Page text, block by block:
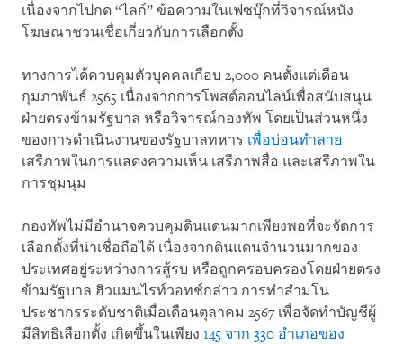
เนื่องจากไปกด “ไลก์” ข้อความในเฟซบุ๊กที่วิจารณ์หนัง
โฆษณาชวนเชื่อเกี่ยวกับการเลือกตั้ง
ทางการได้ควบคุมตัวบุคคลเกือบ 2,000 คนตั้งแต่เดือน
กุมภาพันธ์ 2565 เนื่องจากการโพสต์ออนไลน์เพื่อสนับสนุน
ฝ่ายตรงข้ามรัฐบาล หรือวิจารณ์กองทัพ โดยเป็นส่วนหนึ่ง
ของการดำเนินงานของรัฐบาลทหาร เพื่อบ่อนทำลาย
เสรีภาพในการแสดงความเห็น เสรีภาพสื่อ และเสรีภาพใน
การชุมนุม
กองทัพไม่มีอำนาจควบคุมดินแดนมากเพียงพอที่จะจัดการ
เลือกตั้งที่น่าเชื่อถือได้ เนื่องจากดินแดนจำนวนมากของ
ประเทศอยู่ระหว่างการสู้รบ หรือถูกครอบครองโดยฝ่ายตรง
ข้ามรัฐบาล ฮิวแมนไรท์วอทช์กล่าว การทำสำมโน
ประชากรระดับชาติเมื่อเดือนตุลาคม 2567 เพื่อจัดทำบัญชีผู้
มีสิทธิเลือกตั้ง เกิดขึ้นในเพียง 145 จาก 330 อำเภอของ